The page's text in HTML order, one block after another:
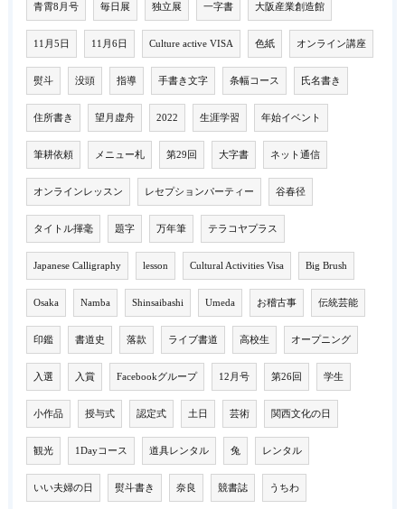
青霄8月号 毎日展 独立展 一字書 大阪産業創造館
11月5日 11月6日 Culture active VISA 色紙 オンライン講座
熨斗 没頭 指導 手書き文字 条幅コース 氏名書き
住所書き 望月虚舟 2022 生涯学習 年始イベント
筆耕依頼 メニュー札 第29回 大字書 ネット通信
オンラインレッスン レセプションパーティー 谷春径
タイトル揮毫 題字 万年筆 テラコヤプラス
Japanese Calligraphy lesson Cultural Activities Visa Big Brush
Osaka Namba Shinsaibashi Umeda お稽古事 伝統芸能
印鑑 書道史 落款 ライブ書道 高校生 オープニング
入選 入賞 Facebookグループ 12月号 第26回 学生
小作品 授与式 認定式 土日 芸術 関西文化の日
観光 1Dayコース 道具レンタル 兔 レンタル
いい夫婦の日 熨斗書き 奈良 競書誌 うちわ